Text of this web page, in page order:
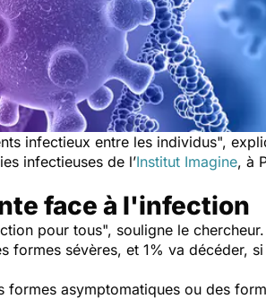
infectieux entre les individus",
infectieuses de l’Institut Imagine, à
face à l'infection
pour tous", souligne le
sévères, et 1% va décéder,
asymptomatiques ou des